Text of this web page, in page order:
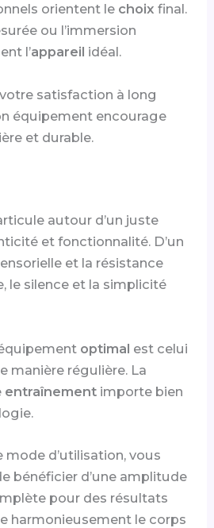
orientent le choix final.
ou l’immersion
l’appareil idéal.
satisfaction à long
équipement encourage
et durable.
autour d’un juste
et fonctionnalité. D’un
et la résistance
le silence et la simplicité
optimal est celui
manière régulière. La
entraînement importe bien
d’utilisation, vous
bénéficier d’une amplitude
pour des résultats
harmonieusement le corps